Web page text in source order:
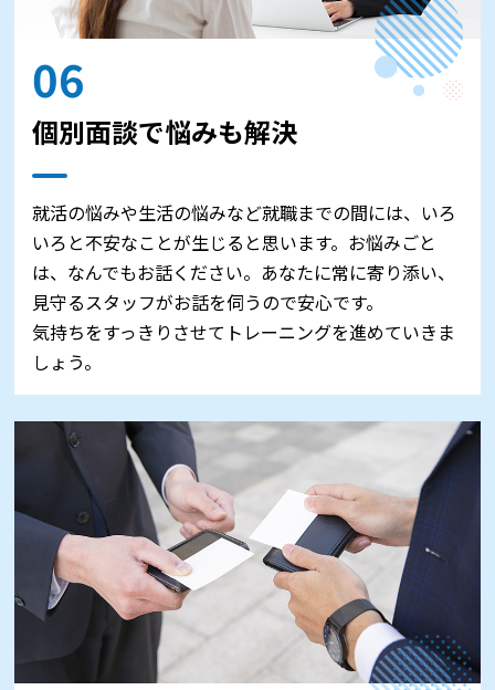
06
個別面談で悩みも解決
就活の悩みや生活の悩みなど就職までの間には、いろ
いろと不安なことが生じると思います。お悩みごと
は、なんでもお話ください。あなたに常に寄り添い、
見守るスタッフがお話を伺うので安心です。
気持ちをすっきりさせてトレーニングを進めていきま
しょう。